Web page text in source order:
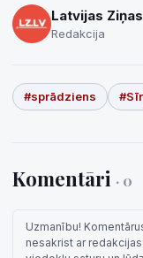
Latvijas Ziņas
Redakcija
#sprādziens
Komentāri · 0
Uzmanību!
nesakrist ar